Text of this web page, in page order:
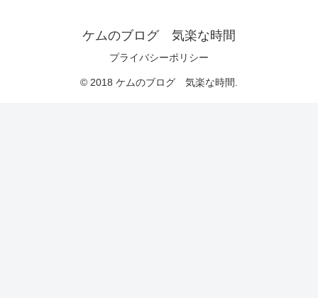
ケムのブログ 気楽な時間
プライバシーポリシー
© 2018 ケムのブログ 気楽な時間.